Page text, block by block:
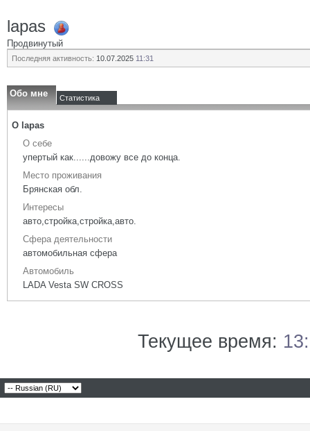
lapas
Продвинутый
Последняя активность: 10.07.2025 11:31
Обо мне Статистика
О lapas
О себе
упертый как......довожу все до конца.
Место проживания
Брянская обл.
Интересы
авто,стройка,стройка,авто.
Сфера деятельности
автомобильная сфера
Автомобиль
LADA Vesta SW CROSS
Текущее время: